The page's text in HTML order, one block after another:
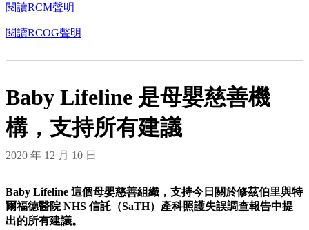
閱讀RCM聲明
閱讀RCOG聲明
Baby Lifeline 是母嬰慈善機
構，支持所有建議
2020 年 12 月 10 日
Baby Lifeline 這個母嬰慈善組織，支持今日關於修茲伯里與特
爾福德醫院 NHS 信託（SaTH）產科照護失誤調查報告中提
出的所有建議。